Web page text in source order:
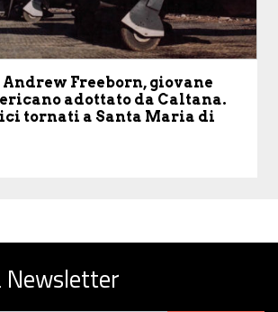
Freeborn, giovane
adottato da Caltana.
tornati a Santa Maria di
Newsletter